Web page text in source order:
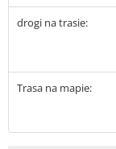
drogi na trasie:
Trasa na mapie: